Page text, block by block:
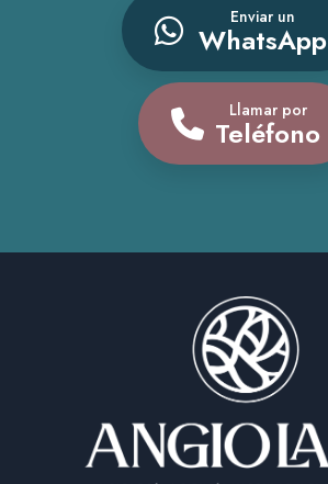
Enviar un
WhatsApp
Llamar por
Teléfono